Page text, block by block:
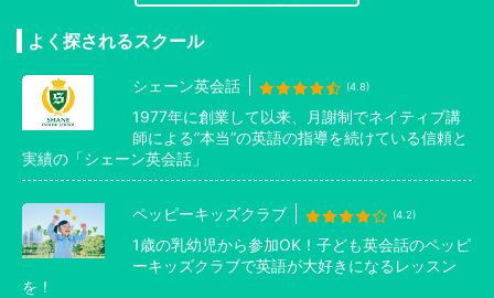
よく探されるスクール
シェーン英会話 (4.8)
1977年に創業して以来、月謝制でネイティブ講
師による”本当”の英語の指導を続けている信頼と
実績の「シェーン英会話」
ペッピーキッズクラブ (4.2)
1歳の乳幼児から参加OK！子ども英会話のペッピ
ーキッズクラブで英語が大好きになるレッスン
を！